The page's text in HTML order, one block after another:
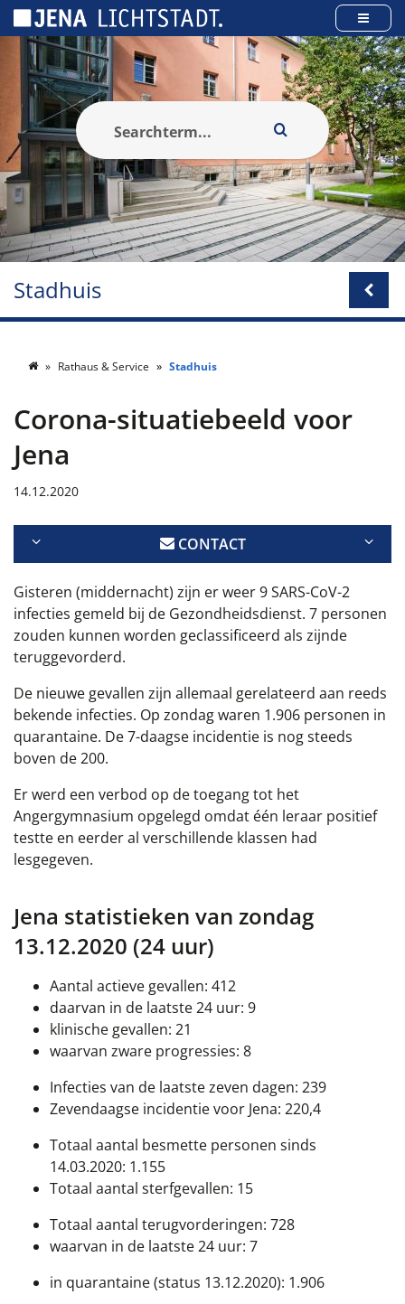
Stadhuis
Rathaus & Service Stadhuis
Corona-situatiebeeld voor
Jena
14.12.2020
CONTACT
Gisteren (middernacht) zijn er weer 9 SARS-CoV-2
infecties gemeld bij de Gezondheidsdienst. 7 personen
zouden kunnen worden geclassificeerd als zijnde
teruggevorderd.
De nieuwe gevallen zijn allemaal gerelateerd aan reeds
bekende infecties. Op zondag waren 1.906 personen in
quarantaine. De 7-daagse incidentie is nog steeds
boven de 200.
Er werd een verbod op de toegang tot het
Angergymnasium opgelegd omdat één leraar positief
testte en eerder al verschillende klassen had
lesgegeven.
Jena statistieken van zondag
13.12.2020 (24 uur)
Aantal actieve gevallen: 412
daarvan in de laatste 24 uur: 9
klinische gevallen: 21
waarvan zware progressies: 8
Infecties van de laatste zeven dagen: 239
Zevendaagse incidentie voor Jena: 220,4
Totaal aantal besmette personen sinds
14.03.2020: 1.155
Totaal aantal sterfgevallen: 15
Totaal aantal terugvorderingen: 728
waarvan in de laatste 24 uur: 7
in quarantaine (status 13.12.2020): 1.906
Cookies beheer paneel